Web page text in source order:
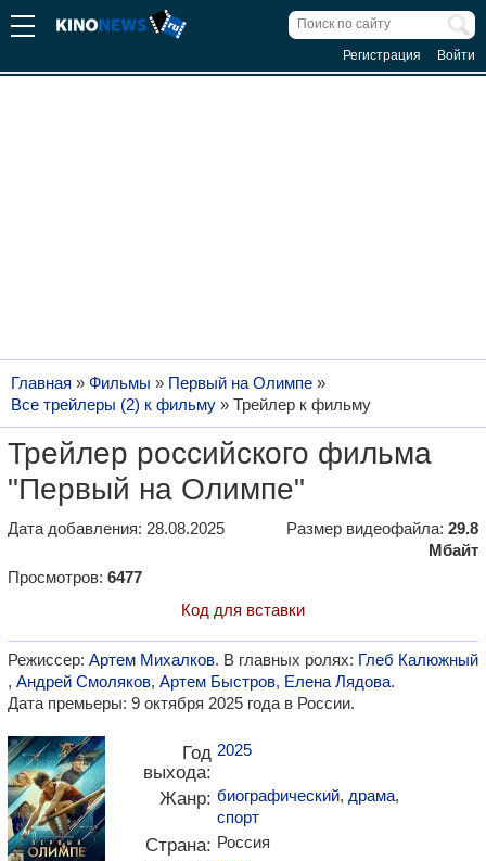
Регистрация Войти
Главная » Фильмы » Первый на Олимпе »
Все трейлеры (2) к фильму » Трейлер к фильму
Трейлер российского фильма
"Первый на Олимпе"
Дата добавления: 28.08.2025 Размер видеофайла: 29.8
Мбайт
Просмотров: 6477
Код для вставки
Режиссер: Артем Михалков. В главных ролях: Глеб Калюжный
, Андрей Смоляков, Артем Быстров, Елена Лядова.
Дата премьеры: 9 октября 2025 года в России.
Год
выхода:
2025
Жанр: биографический, драма,
спорт
Страна: Россия